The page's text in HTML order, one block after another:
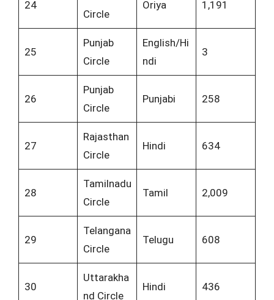
24
Circle
Oriya 1,191
25
Punjab
Circle
English/Hi
ndi
3
26
Punjab
Circle
Punjabi 258
27
Rajasthan
Circle
Hindi 634
28
Tamilnadu
Circle
Tamil 2,009
29
Telangana
Circle
Telugu 608
30
Uttarakha
nd Circle
Hindi 436